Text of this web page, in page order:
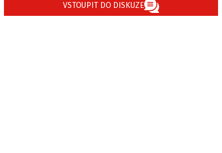
VSTOUPIT DO DISKUZE